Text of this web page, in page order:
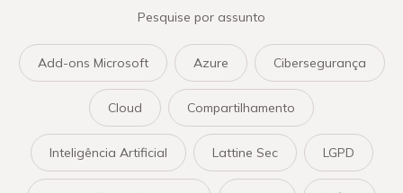
Pesquise por assunto
Add-ons Microsoft Azure Cibersegurança
Cloud Compartilhamento
Inteligência Artificial Lattine Sec LGPD